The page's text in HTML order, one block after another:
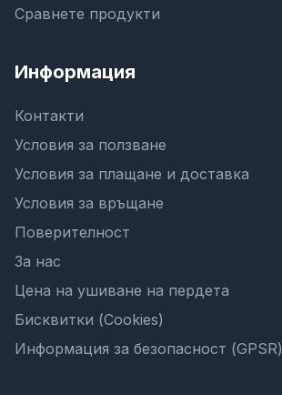
Сравнете продукти
Информация
Контакти
Условия за ползване
Условия за плащане и доставка
Условия за връщане
Поверителност
За нас
Цена на ушиване на пердета
Бисквитки (Cookies)
Информация за безопасност (GPSR)